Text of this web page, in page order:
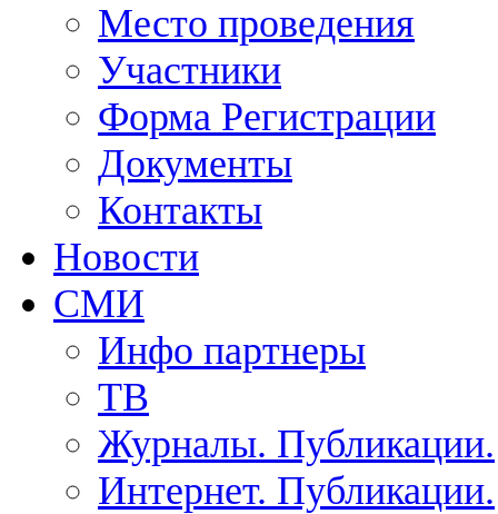
Место проведения
Участники
Форма Регистрации
Документы
Контакты
Новости
СМИ
Инфо партнеры
ТВ
Журналы. Публикации.
Интернет. Публикации.